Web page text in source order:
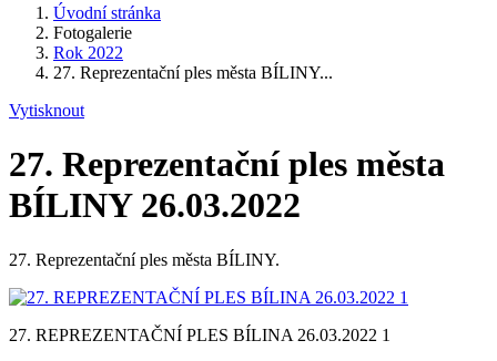
Úvodní stránka
Fotogalerie
Rok 2022
27. Reprezentační ples města BÍLINY...
Vytisknout
27. Reprezentační ples města
BÍLINY 26.03.2022
27. Reprezentační ples města BÍLINY.
27. REPREZENTAČNÍ PLES BÍLINA 26.03.2022 1